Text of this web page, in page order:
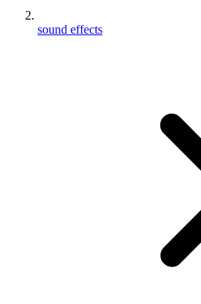
sound effects